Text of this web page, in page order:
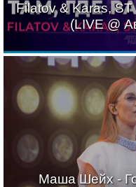
Filatov & Karas,
(LIVE @
Маша Шейх -